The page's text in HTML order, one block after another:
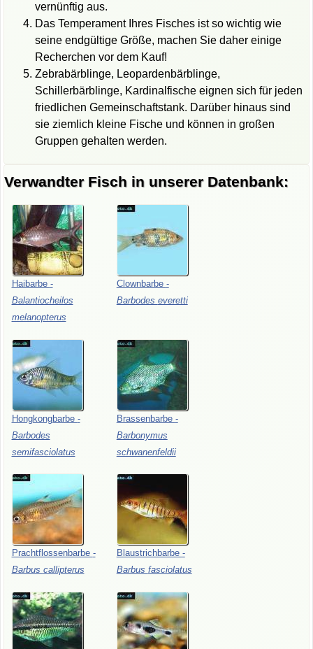
vernünftig aus.
Das Temperament Ihres Fisches ist so wichtig wie
seine endgültige Größe, machen Sie daher einige
Recherchen vor dem Kauf!
Zebrabärblinge, Leopardenbärblinge,
Schillerbärblinge, Kardinalfische eignen sich für jeden
friedlichen Gemeinschaftstank. Darüber hinaus sind
sie ziemlich kleine Fische und können in großen
Gruppen gehalten werden.
Verwandter Fisch in unserer Datenbank:
Haibarbe -
Balantiocheilos
melanopterus
Clownbarbe -
Barbodes everetti
Hongkongbarbe -
Barbodes
semifasciolatus
Brassenbarbe -
Barbonymus
schwanenfeldii
Prachtflossenbarbe -
Barbus callipterus
Blaustrichbarbe -
Barbus fasciolatus